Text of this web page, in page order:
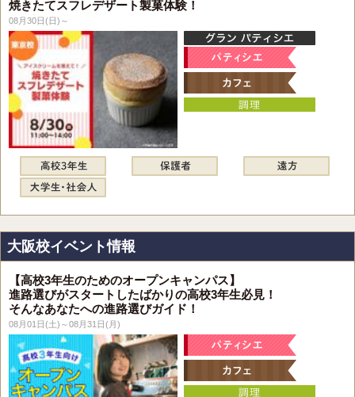
焼きたてスフレデザート製菓体験！
08月30日(日)～
大阪校イベント情報
【高校3年生のためのオープンキャンパス】
進路選びがスタートしたばかりの高校3年生必見！
そんなあなたへの進路選びガイド！
08月01日(土)～08月31日(月)